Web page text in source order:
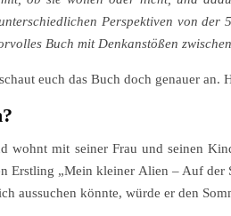
Perspektiven von
Buch mit Denkanstößen
euch das Buch doch genauer an.
wohnt mit seiner Frau und seinen
Erstling „Mein kleiner Alien – Auf
aussuchen könnte, würde er den